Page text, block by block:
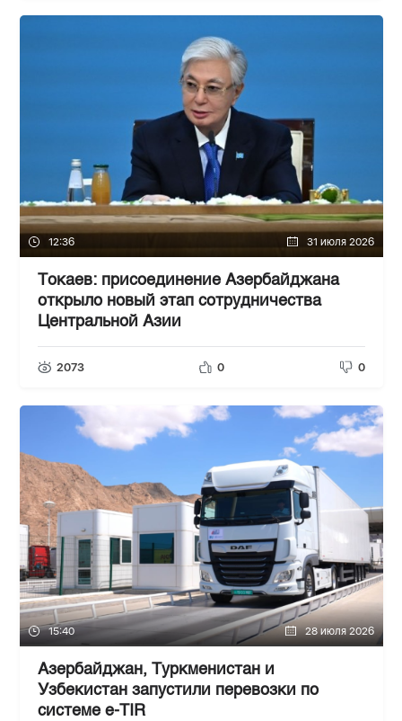
12:36 31 июля 2026
Токаев: присоединение Азербайджана
открыло новый этап сотрудничества
Центральной Азии
2073 0 0
15:40 28 июля 2026
Азербайджан, Туркменистан и
Узбекистан запустили перевозки по
системе e-TIR